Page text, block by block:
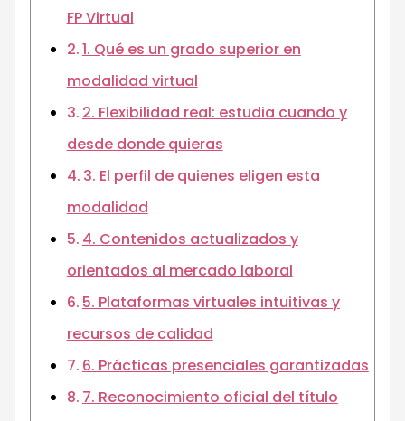
FP Virtual
1. Qué es un grado superior en
modalidad virtual
2. Flexibilidad real: estudia cuando y
desde donde quieras
3. El perfil de quienes eligen esta
modalidad
4. Contenidos actualizados y
orientados al mercado laboral
5. Plataformas virtuales intuitivas y
recursos de calidad
6. Prácticas presenciales garantizadas
7. Reconocimiento oficial del título